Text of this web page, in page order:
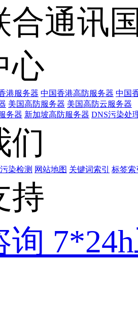
合通讯
心
港服务器 中国香港高防服务器 中国
美国高防服务器 美国高防云服务器
务器 新加坡高防服务器 DNS污染处
们
染检测 网站地图 关键词索引 标签索
持
询